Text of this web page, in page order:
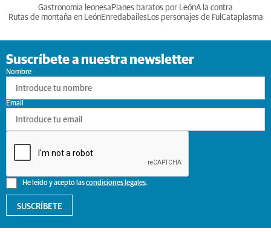
Gastronomia leonesa Planes baratos por LeónA la contra
Rutas de montaña en LeónEnredabailesLos personajes de Ful Cataplasma
Suscríbete a nuestra newsletter
Nombre
He leído y acepto lascondiciones legales.
Email
SUSCRÍBETE